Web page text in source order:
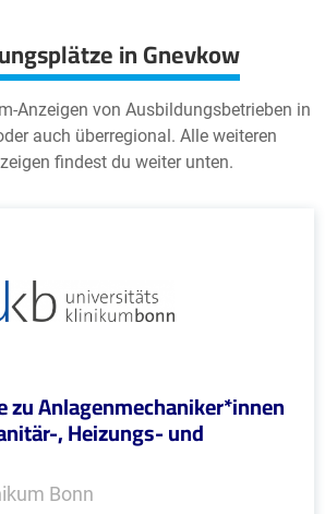
in Gnevkow
Anzeigen von Ausbildungsbetrieben in
auch überregional. Alle weiteren
findest du weiter unten.
zu Anlagenmechaniker*innen
, Heizungs- und
Bonn